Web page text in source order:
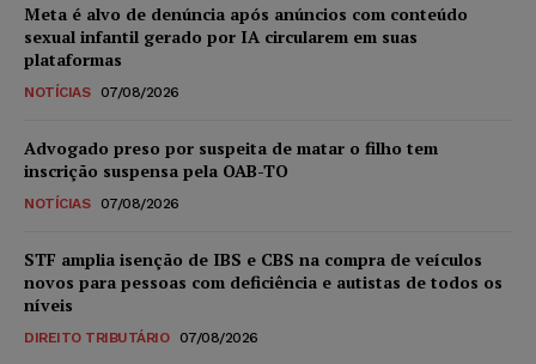
Meta é alvo de denúncia após anúncios com conteúdo
sexual infantil gerado por IA circularem em suas
plataformas
NOTÍCIAS 07/08/2026
Advogado preso por suspeita de matar o filho tem
inscrição suspensa pela OAB-TO
NOTÍCIAS 07/08/2026
STF amplia isenção de IBS e CBS na compra de veículos
novos para pessoas com deficiência e autistas de todos os
níveis
DIREITO TRIBUTÁRIO 07/08/2026